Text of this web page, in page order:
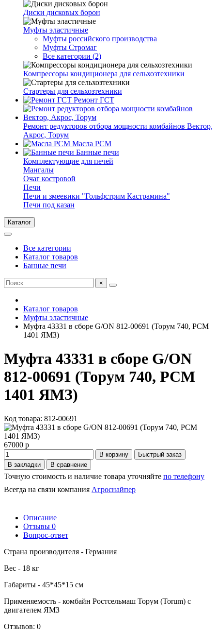
Диски дисковых борон
Муфты эластичные
Муфты российского производства
Муфты Стромаг
Все категории (2)
Компрессоры кондиционера для сельхозтехники
Стартеры для сельхозтехники
Ремонт ГСТ
Ремонт редукторов отбора мощности комбайнов Вектор,
Акрос, Торум
Масла РСМ
Банные печи
Комплектующие для печей
Мангалы
Очаг костровой
Печи
Печи и змеевики "Гольфстрим Кастрамина"
Печи под казан
Каталог
Все категории
Каталог товаров
Банные печи
×
Каталог товаров
Муфты эластичные
Муфта 43331 в сборе G/ON 812-00691 (Торум 740, РСМ
1401 ЯМЗ)
Муфта 43331 в сборе G/ON
812-00691 (Торум 740, РСМ
1401 ЯМЗ)
Код товара: 812-00691
67000 р
В корзину
Быстрый заказ
В закладки
В сравнение
Точную стоимость и наличие товара уточняйте по телефону
Всегда на связи компания Агроснайпер
Описание
Отзывы 0
Вопрос-ответ
Страна производителя - Германия
Вес - 18 кг
Габариты - 45*45*15 см
Применяемость - комбайн Ростсельмаш Торум (Torum) с
двигателем ЯМЗ
Отзывов: 0